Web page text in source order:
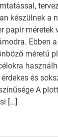
készülnek a
papír méretek
Ebben
méretű
és
A
[…]